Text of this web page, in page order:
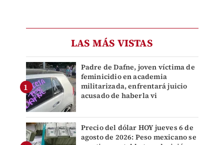
LAS MÁS VISTAS
Padre de Dafne, joven víctima de
feminicidio en academia
militarizada, enfrentará juicio
acusado de haberla vi
Precio del dólar HOY jueves 6 de
agosto de 2026: Peso mexicano se